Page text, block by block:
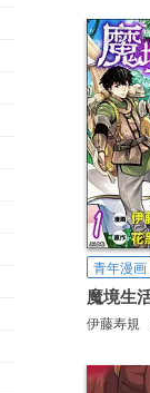
青年漫画
伊藤寿規